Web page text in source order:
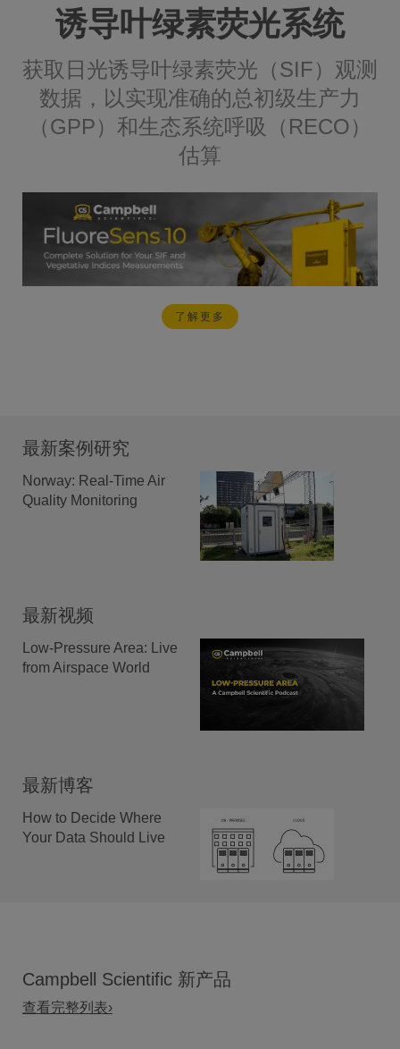
诱导叶绿素荧光系统
获取日光诱导叶绿素荧光（SIF）观测
数据，以实现准确的总初级生产力
（GPP）和生态系统呼吸（RECO）
估算
了解更多
最新案例研究
Norway: Real-Time Air
Quality Monitoring
最新视频
Low-Pressure Area: Live
from Airspace World
最新博客
How to Decide Where
Your Data Should Live
Campbell Scientific 新产品
查看完整列表›